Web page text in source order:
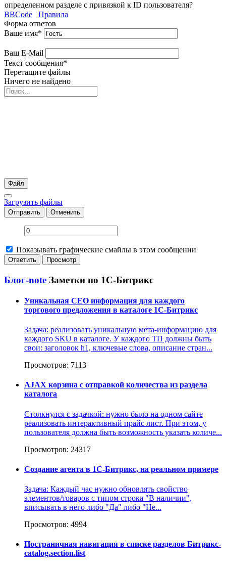
определенном разделе с привязкой к ID пользователя?
BBCode
Правила
Форма ответов
Ваше имя*
Ваш E-Mail
Текст сообщения*
Перетащите файлы
Ничего не найдено
Файл
Загрузить файлы
Отправить Отменить
Показывать графические смайлы в этом сообщении
Блог-note Заметки по 1С-Битрикс
Уникальная СЕО информация для каждого
торгового предложения в каталоге 1С-Битрикс
Задача: реализовать уникальную мета-информацию для
каждого SKU в каталоге. У каждого ТП должны быть
свои: заголовок h1, ключевые слова, описание стран...
Просмотров: 7113
AJAX корзина с отправкой количества из раздела
каталога
Столкнулся с задачкой: нужно было на одном сайте
реализовать интерактивный прайс лист. При этом, у
пользователя должна быть возможность указать количе...
Просмотров: 24317
Создание агента в 1С-Битрикс, на реальном примере
Задача: Каждый час нужно обновлять свойство
элементов/товаров с типом строка "В наличии",
вписывать в него либо "Да" либо "Не...
Просмотров: 4994
Постраничная навигация в списке разделов Битрикс-
catalog.section.list